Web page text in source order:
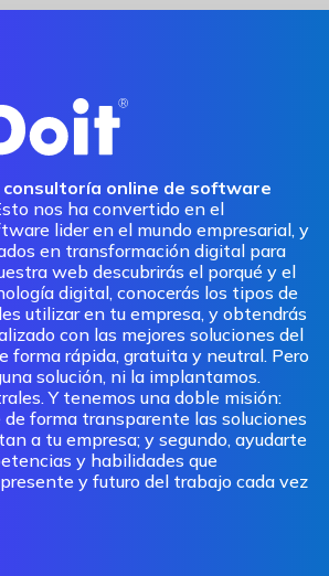
consultoría online de software
nos ha convertido en el
lider en el mundo empresarial, y
en transformación digital para
web descubrirás el porqué y el
digital, conocerás los tipos de
utilizar en tu empresa, y obtendrás
con las mejores soluciones del
forma rápida, gratuita y neutral. Pero
solución, ni la implantamos.
Y tenemos una doble misión:
forma transparente las soluciones
a tu empresa; y segundo, ayudarte
y habilidades que
y futuro del trabajo cada vez